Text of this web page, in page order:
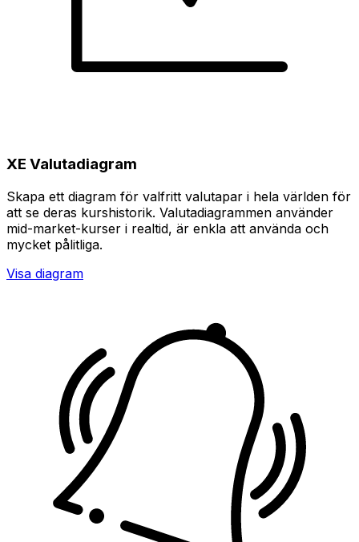
XE Valutadiagram
Skapa ett diagram för valfritt valutapar i hela världen för
att se deras kurshistorik. Valutadiagrammen använder
mid-market-kurser i realtid, är enkla att använda och
mycket pålitliga.
Visa diagram